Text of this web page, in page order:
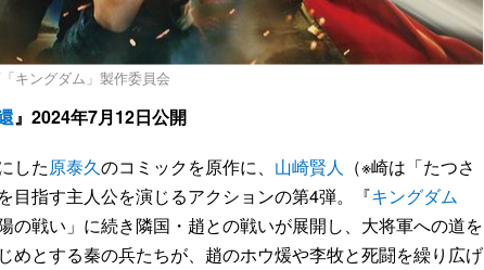
キングダム」製作委員会
』2024年7月12日公開
した原泰久のコミックを原作に、 山崎賢人 （※崎は「たつさ
目指す主人公を演じるアクションの第4弾。『キングダム
の戦い」に続き隣国・趙との戦いが展開し、大将軍への道を
めとする秦の兵たちが、趙のホウ煖や李牧と死闘を繰り広げ